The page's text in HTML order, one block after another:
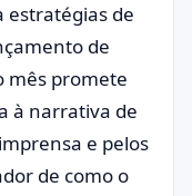
estratégias de
de
mês promete
à narrativa de
e pelos
de como o